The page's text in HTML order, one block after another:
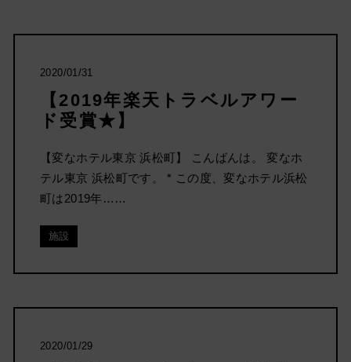
2020/01/31
【2019年楽天トラベルアワー
ド受賞★】
【変なホテル東京 浜松町】 こんばんは。 変なホ
テル東京 浜松町です。 * この度、変なホテル浜松
町は2019年……
施設
2020/01/29